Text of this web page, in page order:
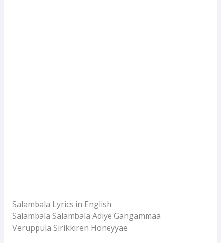
Salambala Lyrics in English
Salambala Salambala Adiye Gangammaa
Veruppula Sirikkiren Honeyyae